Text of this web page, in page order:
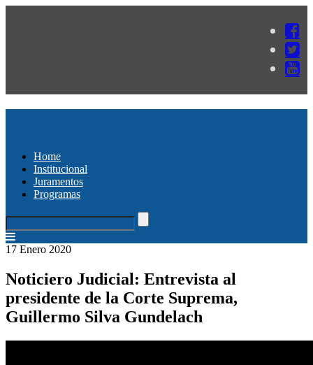
Home
Institucional
Juramentos
Programas
17 Enero 2020
Noticiero Judicial: Entrevista al
presidente de la Corte Suprema,
Guillermo Silva Gundelach